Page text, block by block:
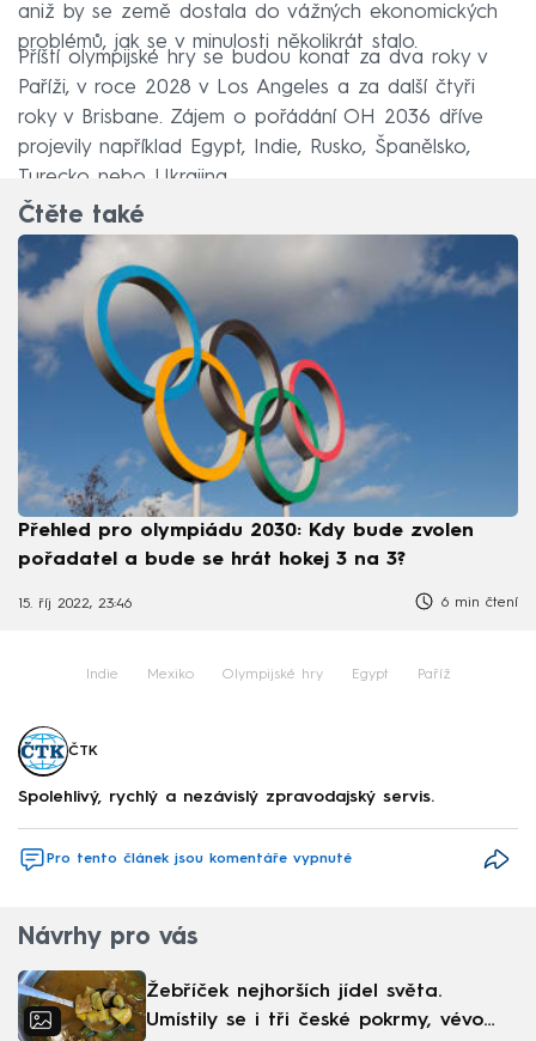
aniž by se země dostala do vážných ekonomických
problémů, jak se v minulosti několikrát stalo.
Příští olympijské hry se budou konat za dva roky v
Paříži, v roce 2028 v Los Angeles a za další čtyři
roky v Brisbane. Zájem o pořádání OH 2036 dříve
projevily například Egypt, Indie, Rusko, Španělsko,
Turecko nebo Ukrajina.
Čtěte také
Přehled pro olympiádu 2030: Kdy bude zvolen
pořadatel a bude se hrát hokej 3 na 3?
15. říj 2022, 23:46 6 min čtení
Indie Mexiko Olympijské hry Egypt Paříž
ČTK
Spolehlivý, rychlý a nezávislý zpravodajský servis.
Pro tento článek jsou komentáře vypnuté
Návrhy pro vás
Žebříček nejhorších jídel světa.
Umístily se i tři české pokrmy, vévodí